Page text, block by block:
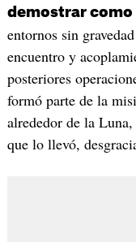
demostrar como
entornos sin
encuentro y
posteriores
formó parte de la
alrededor de la
que lo llevó,